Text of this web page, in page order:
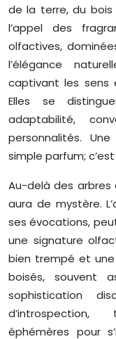
de la terre, du bois
l’appel des
olfactives,
l’élégance
captivant les sens
Elles se
adaptabilité,
personnalités.
simple parfum;
Au-delà des
aura de mystère.
ses évocations,
une signature
bien trempé et une
boisés, souvent
sophistication
éphémères pour